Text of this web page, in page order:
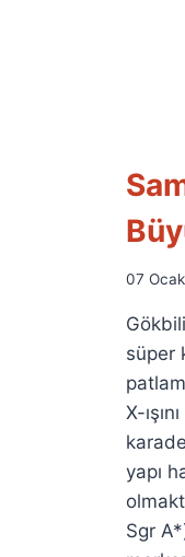
By
Fuat
Özyar
07
süper
X-
yapı
Sgr